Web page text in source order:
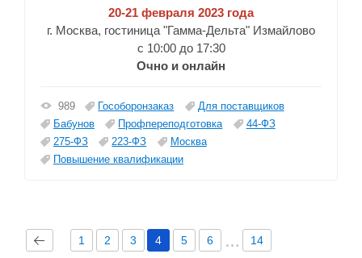
20-21 февраля 2023 года
г. Москва, гостиница "Гамма-Дельта" Измайлово
с 10:00 до 17:30
Очно и онлайн
989 Гособоронзаказ
Для поставщиков
Бабунов
Профпереподготовка
44-ФЗ
275-ФЗ
223-ФЗ
Москва
Повышение квалификации
1 2 3 4 5 6 14